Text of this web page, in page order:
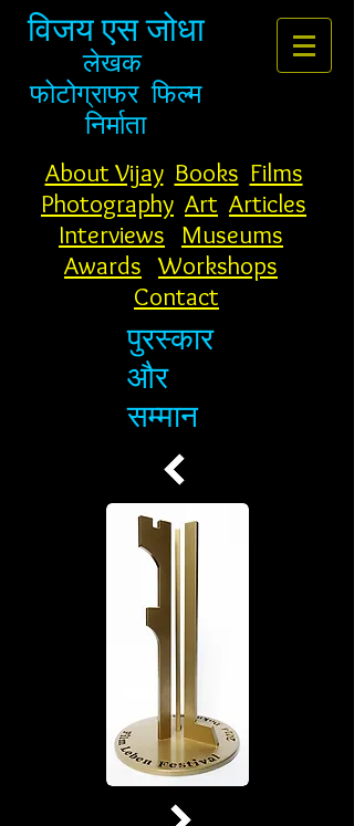
विजय एस जोधा
लेखक
फोटोग्राफर फिल्म
निर्माता
About Vijay Books Films
Photography Art Articles
Interviews
Museums
Awards Workshops
Contact
पुरस्कार
और
सम्मान